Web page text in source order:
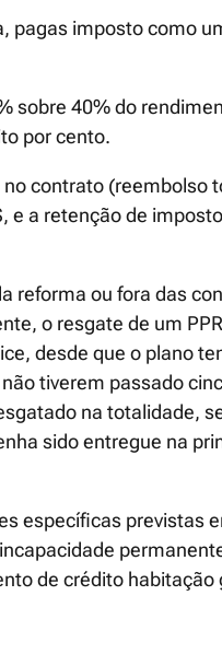
pagas imposto como
sobre 40% do
por cento.
contrato (reembolso
e a retenção de
reforma ou fora das
o resgate de um
desde que o plano
tiverem passado
na totalidade,
sido entregue na
específicas previstas
de crédito habitação